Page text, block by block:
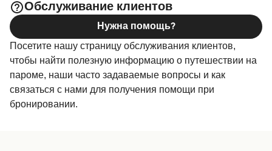
Обслуживание клиентов
Посетите нашу страницу обслуживания клиентов,
чтобы найти полезную информацию о путешествии на
пароме, наши часто задаваемые вопросы и как
связаться с нами для получения помощи при
бронировании.
Нужна помощь?